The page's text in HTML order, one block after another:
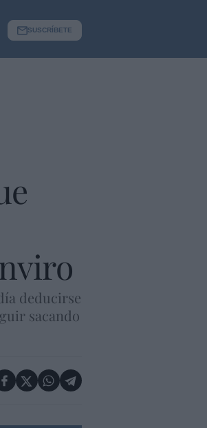
SUSCRÍBETE
deducirse
sacando